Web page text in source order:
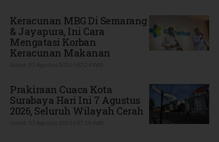
Keracunan MBG Di Semarang
& Jayapura, Ini Cara
Mengatasi Korban
Keracunan Makanan
Prakiraan Cuaca Kota
Surabaya Hari Ini 7 Agustus
2026, Seluruh Wilayah Cerah